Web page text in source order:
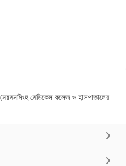
মেডিকেল কলেজ ও হাসপাতালের